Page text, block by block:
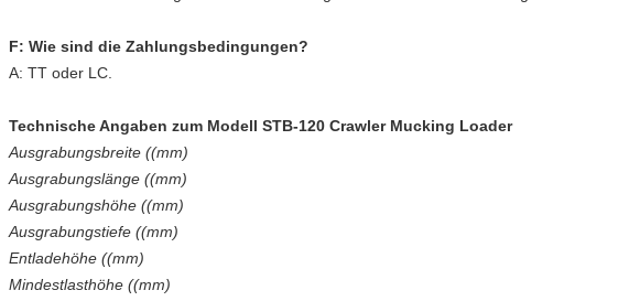
F: Wie sind die Zahlungsbedingungen?
A: TT oder LC.
Technische Angaben zum Modell STB-120 Crawler Mucking Loader
Ausgrabungsbreite ((mm)
Ausgrabungslänge ((mm)
Ausgrabungshöhe ((mm)
Ausgrabungstiefe ((mm)
Entladehöhe ((mm)
Mindestlasthöhe ((mm)